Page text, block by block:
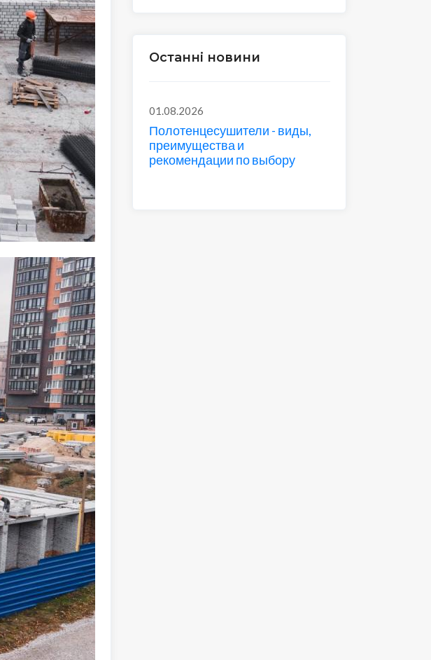
Останні новини
01.08.2026
Полотенцесушители - виды,
преимущества и
рекомендации по выбору